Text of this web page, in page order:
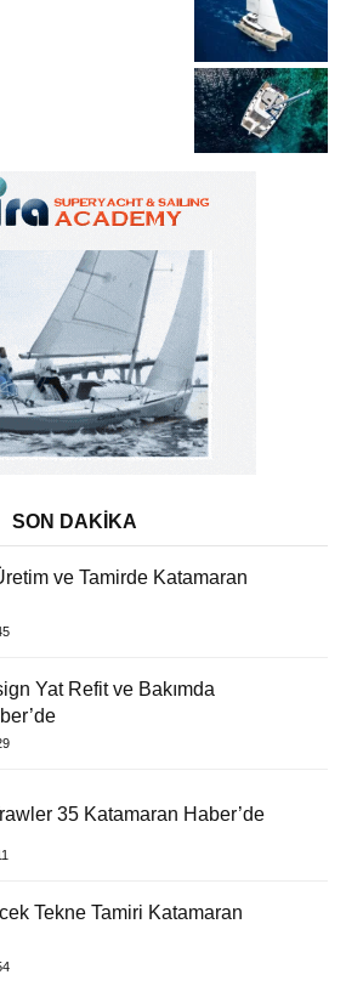
SON DAKİKA
ve Tamirde Katamaran
Yat Refit ve Bakımda
35 Katamaran Haber’de
Tekne Tamiri Katamaran